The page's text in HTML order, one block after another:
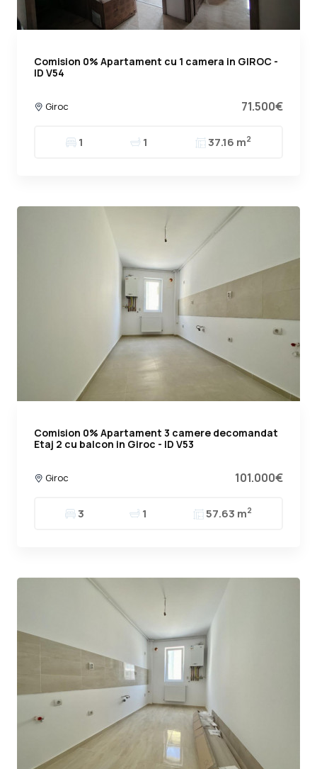
Comision 0% Apartament cu 1 camera in GIROC -
ID V54
Giroc 71.500€
1 1 37.16 m2
Comision 0% Apartament 3 camere decomandat
Etaj 2 cu balcon in Giroc - ID V53
Giroc 101.000€
3 1 57.63 m2